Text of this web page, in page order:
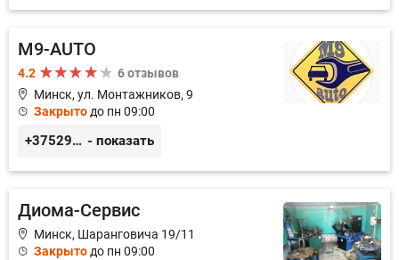
M9-AUTO
4.2
6 отзывов
Минск, ул. Монтажников, 9
Закрыто до пн 09:00
+375299395764 - показать
Диома-Сервис
Минск, Шаранговича 19/11
Закрыто до пн 09:00